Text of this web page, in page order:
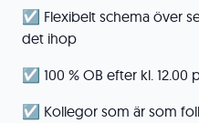
☑️ Flexibelt schema över
det ihop
☑️ 100 % OB efter kl. 12.00
☑️ Kollegor som är som